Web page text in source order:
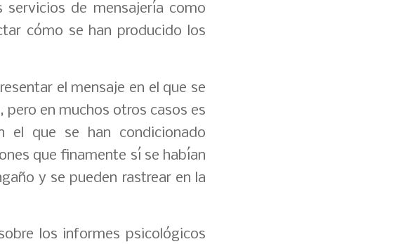
de mensajería como
cómo se han producido los
el mensaje en el que se
pero en muchos otros casos es
el que se han condicionado
que finamente sí se habían
y se pueden rastrear en la
los informes psicológicos